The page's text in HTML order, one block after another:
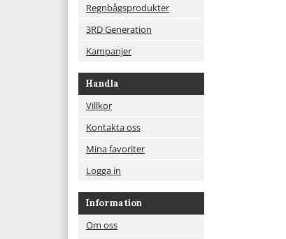
Regnbågsprodukter
3RD Generation
Kampanjer
Handla
Villkor
Kontakta oss
Mina favoriter
Logga in
Information
Om oss